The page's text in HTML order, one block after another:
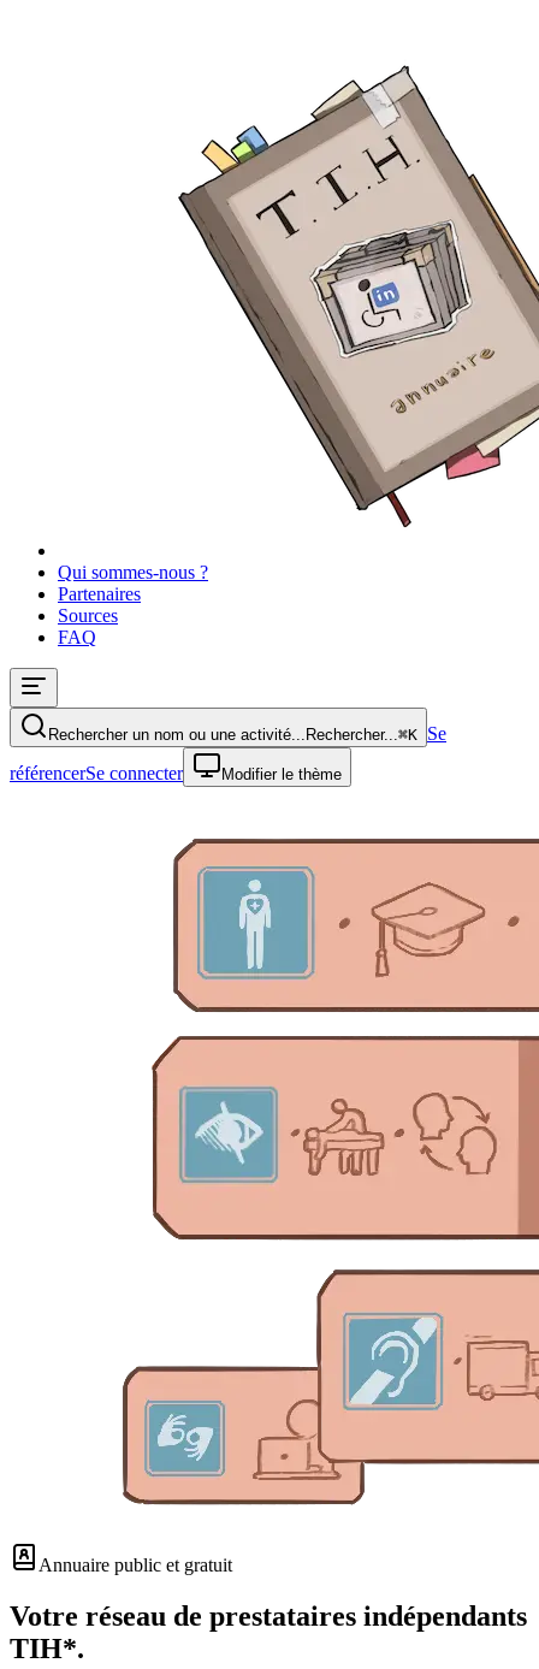
Qui sommes-nous ?
Partenaires
Sources
FAQ
Rechercher un nom ou une activité... Rechercher...⌘K Se
référencerSe connecter Modifier le thème
Annuaire public et gratuit
Votre réseau de prestataires indépendants
TIH*.